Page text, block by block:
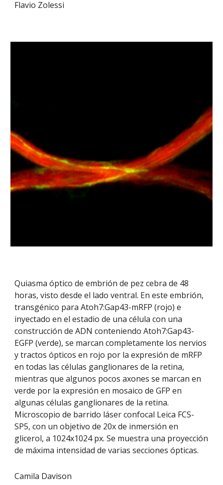
Flavio Zolessi
Quiasma óptico de embrión de pez cebra de 48
horas, visto desde el lado ventral. En este embrión,
transgénico para Atoh7:Gap43-mRFP (rojo) e
inyectado en el estadio de una célula con una
construcción de ADN conteniendo Atoh7:Gap43-
EGFP (verde), se marcan completamente los nervios
y tractos ópticos en rojo por la expresión de mRFP
en todas las células ganglionares de la retina,
mientras que algunos pocos axones se marcan en
verde por la expresión en mosaico de GFP en
algunas células ganglionares de la retina.
Microscopio de barrido láser confocal Leica FCS-
SP5, con un objetivo de 20x de inmersión en
glicerol, a 1024x1024 px. Se muestra una proyección
de máxima intensidad de varias secciones ópticas.
Camila Davison